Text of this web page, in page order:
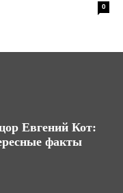
0
Евгений Кот:
факты